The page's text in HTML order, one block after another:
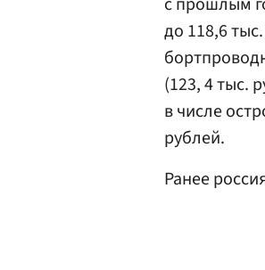
до 118,6
(123, 4 тыс.
в числе
рублей.
Ранее